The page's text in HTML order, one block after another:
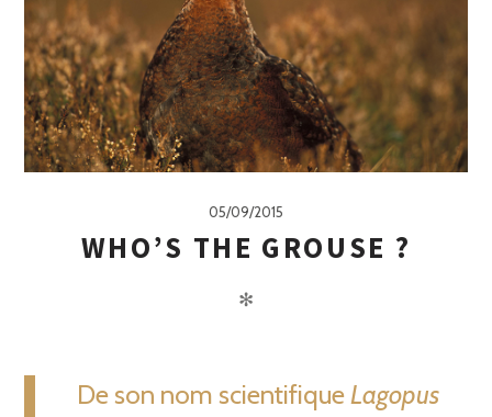
05/09/2015
WHO’S THE GROUSE ?
✻
De son nom scientifiqueLagopus